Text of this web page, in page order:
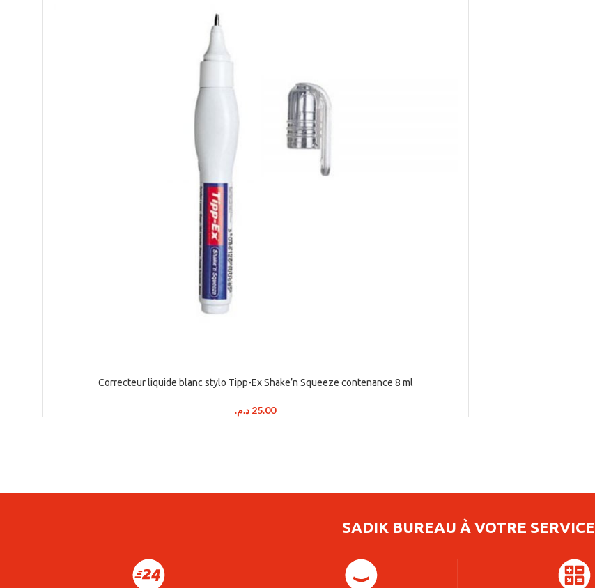
Correcteur liquide blanc stylo Tipp-Ex Shake’n Squeeze contenance 8 ml
25.00 د.م.
SADIK BUREAU À VOTRE SERVICE